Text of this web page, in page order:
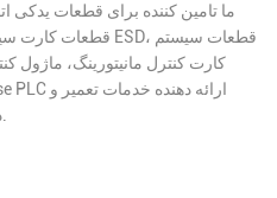
ما تامین کننده برای قطعات
کارت کنترل مانیتورینگ، ماژول